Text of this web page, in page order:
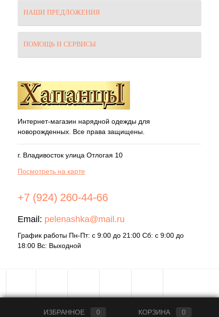
НАШИ ПРЕДЛОЖЕНИЯ
ПОМОЩЬ И СЕРВИСЫ
Интернет-магазин нарядной одежды для
новорожденных. Все права защищены.
г. Владивосток улица Отлогая 10
Посмотреть на карте
+7 (924) 260-44-66
Email: pelenashka@mail.ru
График работы Пн-Пт: с 9:00 до 21:00 Сб: с 9:00 до
18:00 Вс: Выходной
ИЗБРАННОЕ 0 КОРЗИНА 0